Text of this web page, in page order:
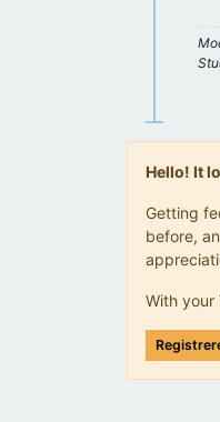
Hello! It
Getting
before,
With your